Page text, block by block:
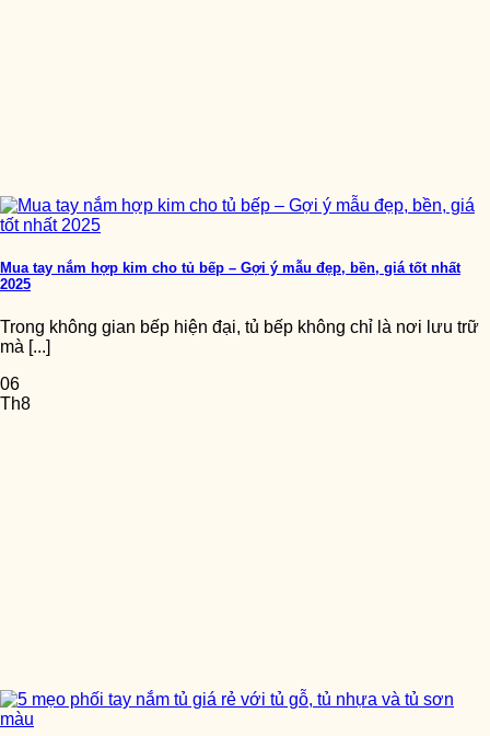
Mua tay nắm hợp kim cho tủ bếp – Gợi ý mẫu đẹp, bền, giá tốt nhất
2025
Trong không gian bếp hiện đại, tủ bếp không chỉ là nơi lưu trữ
mà [...]
06
Th8